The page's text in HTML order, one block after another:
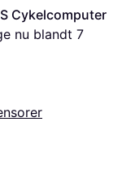
Cykelcomputer
nu blandt 7